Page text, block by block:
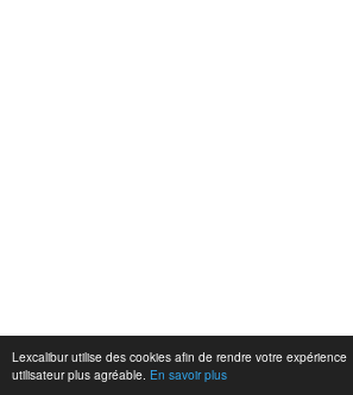
Lexcalibur utilise des cookies afin de rendre votre expérience
utilisateur plus agréable. En savoir plus